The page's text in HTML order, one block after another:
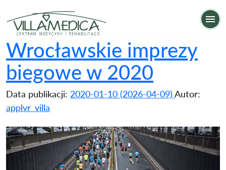
Wrocławskie imprezy biegowe w 2020
Wrocławskie imprezy
biegowe w 2020
Data publikacji: 2020-01-10 (2026-04-09) Autor:
applvr_villa